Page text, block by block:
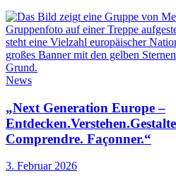
News
„Next Generation Europe –
Comprendre. Façonner.“
3. Februar 2026